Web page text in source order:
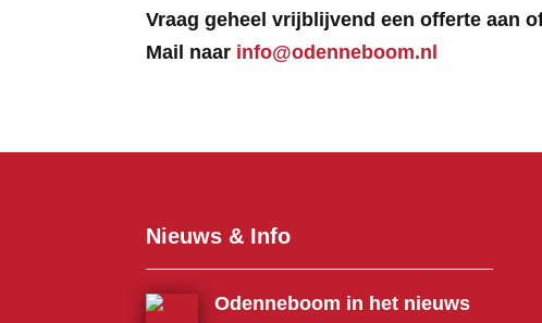
Vraag geheel vrijblijvend een offerte aan
Mail naar info@odenneboom.nl
Nieuws & Info
Odenneboom in het nieuws